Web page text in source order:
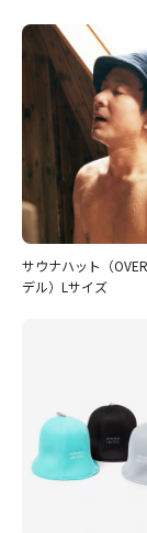
サウナハット（
デル）Lサイズ